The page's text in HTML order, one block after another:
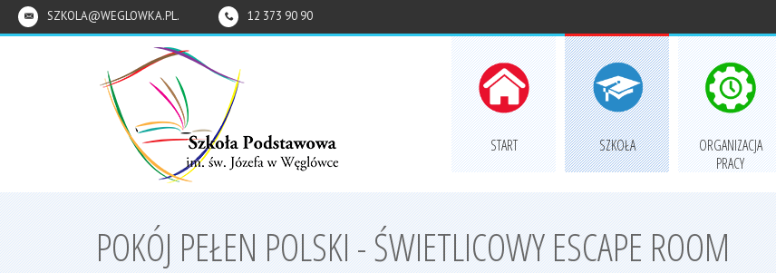
SZKOLA@WEGLOWKA.PL. 12 373 90 90
START SZKOŁA
ORGANIZACJA
PRACY
POKÓJ PEŁEN POLSKI - ŚWIETLICOWY ESCAPE ROOM